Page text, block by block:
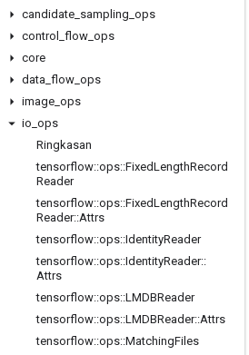
candidate sampling ops
control
flow ops
core
data flow ops
image ops
io ops
Ringkasan
tensorflow::ops::FixedLengthRecord
Reader
tensorflow::ops::FixedLengthRecord
Reader::Attrs
tensorflow::ops::IdentityReader
tensorflow::ops::IdentityReader::
Attrs
tensorflow::ops::LMDBReader
tensorflow::ops::LMDBReader::Attrs
tensorflow::ops::MatchingFiles